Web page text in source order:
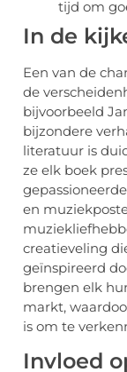
tijd om
In de
Een van de
de
bijvoorbeeld
bijzondere
literatuur is
ze elk boek
en
creatieveling
geïnspireerd
brengen elk
markt,
is om te
Invloed